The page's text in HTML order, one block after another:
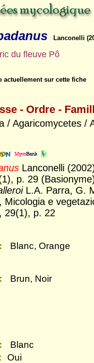
Lanconelli
du fleuve Pô
actuellement sur cette fiche
- Ordre -
/ Agaricomycetes /
Lanconelli
p. 29
L.A. Parra, G.
Micologia e
29(1), p. 22
Blanc, Orange
Brun, Noir
Blanc
Oui